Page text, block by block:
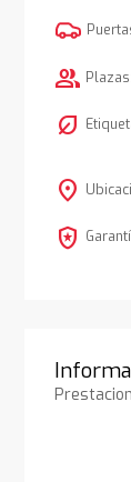
group Plazas:
nest_eco_leaf
location_on
local_police